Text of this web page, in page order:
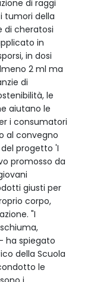
di raggi
tumori della
di cheratosi
in
in dosi
2 ml ma
di
le
aiutano le
i consumatori
al convegno
progetto 'I
promosso da
giusti per
corpo,
"I
ha spiegato
della Scuola
le